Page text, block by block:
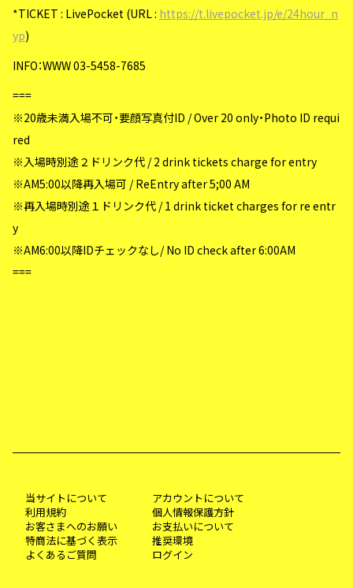
*TICKET : LivePocket (URL : https://t.livepocket.jp/e/24hour_n
yp)
INFO：WWW 03-5458-7685
===
※20歳未満入場不可・要顔写真付ID / Over 20 only・Photo ID requi
red
※入場時別途２ドリンク代 / 2 drink tickets charge for entry
※AM5:00以降再入場可 / ReEntry after 5;00 AM
※再入場時別途１ドリンク代 / 1 drink ticket charges for re entr
y
※AM6:00以降IDチェックなし/ No ID check after 6:00AM
===
当サイトについて
アカウントについて
利用規約
個人情報保護方針
お客さまへのお願い
お支払いについて
特商法に基づく表示
推奨環境
よくあるご質問
ログイン